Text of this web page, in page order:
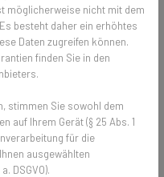
in einem
Transpatec-Geweben fällt das
Durch diese
Blendschutz des
Plissee zuverlässig,
eignet es sich
möglicherweise nicht mit dem
besteht daher ein erhöhtes
Daten zugreifen können.
finden Sie in den
stimmen Sie sowohl dem
auf Ihrem Gerät (§ 25 Abs. 1
für die
ausgewählten
DSGVO).